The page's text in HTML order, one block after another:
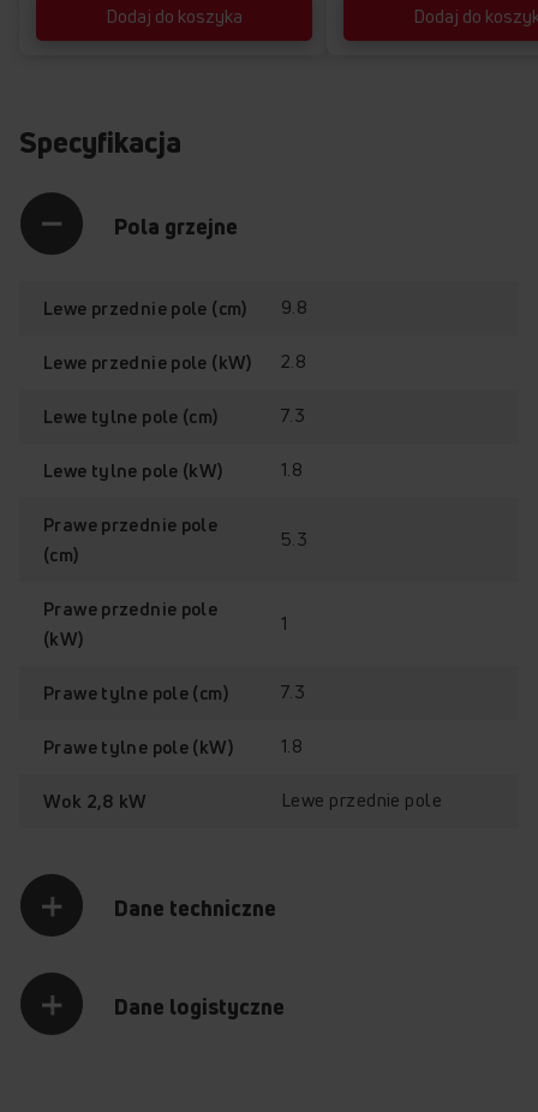
Dodaj do koszyka Dodaj do
Specyfikacja
Pola grzejne
Lewe przednie pole (cm) 9.8
Lewe przednie pole (kW) 2.8
Lewe tylne pole (cm) 7.3
Lewe tylne pole (kW) 1.8
Prawe przednie pole
(cm)
5.3
Prawe przednie pole
(kW)
1
Prawe tylne pole (cm) 7.3
Prawe tylne pole (kW) 1.8
Wok 2,8 kW Lewe przednie pole
Dane techniczne
Dane logistyczne